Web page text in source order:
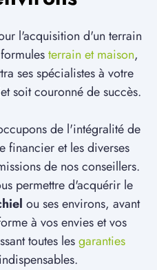
l'acquisition d'un terrain
terrain et maison,
ses spécialistes à votre
soit couronné de succès.
de l'intégralité de
financier et les diverses
de nos conseillers.
permettre d'acquérir le
ou ses environs, avant
à vos envies et vos
toutes lesgaranties
indispensables.